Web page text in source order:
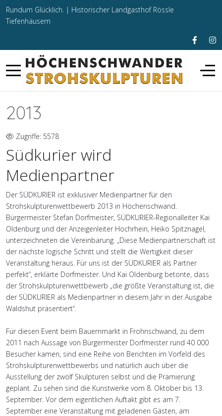
Rundum Glücklich. | Historischer Landgasthof Rössle
Tiefenhäusern
2013
Zugriffe: 5578
Südkurier wird
Medienpartner
Der SÜDKURIER ist exklusiver Medienpartner für den
Strohskulpturenwettbewerb 2013 in Höchenschwand.
Bürgermeister Stefan Dorfmeister, SÜDKURIER-Regionalleiter Kai
Oldenburg und der Anzeigenleiter Hochrhein, Heiko Spitznagel,
unterzeichneten die Vereinbarung. „Diese Medienpartnerschaft ist
der nächste logische Schritt und stellt die Wertigkeit dieser
Veranstaltung heraus. Für uns ist der SÜDKURIER als Partner
perfekt“, erklärte Dorfmeister. Und Kai Oldenburg betonte, dass
der Strohskulpturenwettbewerb „die größte Veranstaltung ist, die
der SÜDKURIER als Medienpartner in diesem Jahr in der Ausgabe
Waldshut präsentiert“.
Für diesen Event beim Bauernmarkt in Frohnschwand, zu dem
2011 nach Aussage von Bürgermeister Dorfmeister rund 40 000
Besucher kamen, sind eine Reihe von Berichten im Vorfeld des
Strohskulpturenwettbewerbs und natürlich auch über die
Ausstellung der zwölf Skulpturen selbst und die Prämierung
geplant. Zu sehen sind die Kunstwerke vom 8. Oktober bis 13.
September. Vor dem eigentlichen Auftakt gibt es am 7.
September eine Veranstaltung mit geladenen Gästen, am